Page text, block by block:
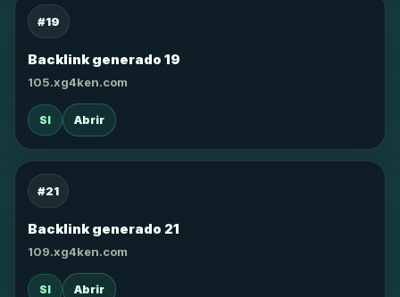
#19
Backlink generado 19
105.xg4ken.com
SI Abrir
#21
Backlink generado 21
109.xg4ken.com
SI Abrir